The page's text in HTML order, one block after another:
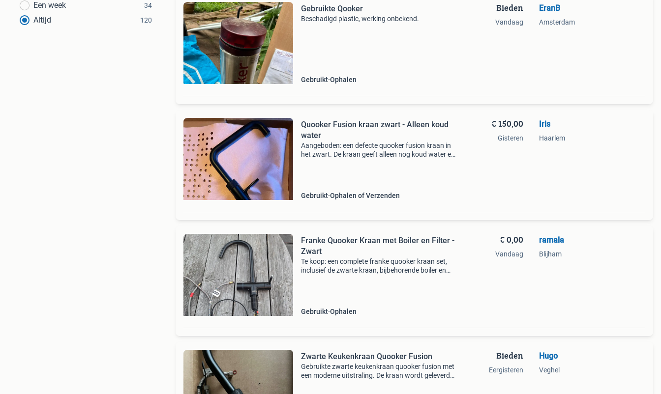
Een week 34
Altijd 120
Gebruikte Qooker
Beschadigd plastic, werking onbekend.
Gebruikt Ophalen
Bieden
Vandaag
EranB
Amsterdam
Quooker Fusion kraan zwart - Alleen koud
water
Aangeboden: een defecte quooker fusion kraan in
het zwart. De kraan geeft alleen nog koud water en
Gebruikt Ophalen of Verzenden
€ 150,00
Gisteren
Iris
Haarlem
Franke Quooker Kraan met Boiler en Filter -
Zwart
Te koop: een complete franke quooker kraan set,
inclusief de zwarte kraan, bijbehorende boiler en
Gebruikt Ophalen
€ 0,00
Vandaag
ramala
Blijham
Zwarte Keukenkraan Quooker Fusion
Gebruikte zwarte keukenkraan quooker fusion met
een moderne uitstraling. De kraan wordt geleverd
Bieden
Eergisteren
Hugo
Veghel